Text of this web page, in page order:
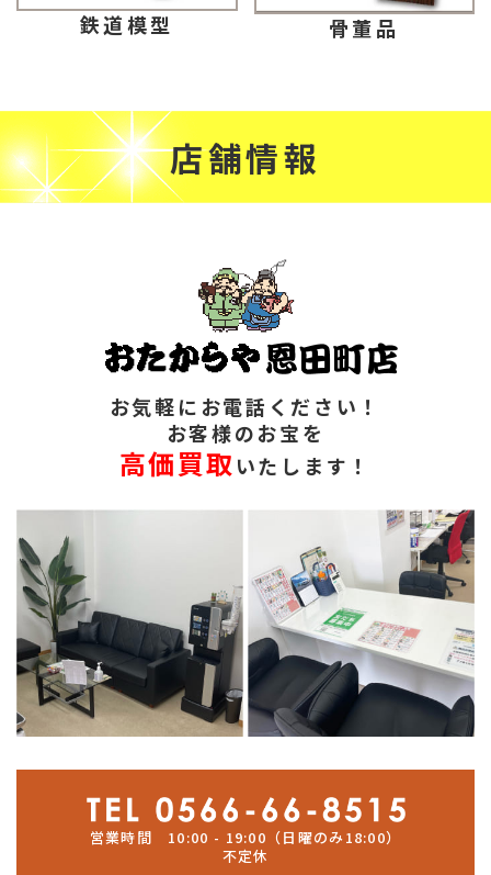
鉄道模型 骨董品
店舗情報
お気軽にお電話ください！
お客様のお宝を
高価買取 いたします！
営業時間 10:00 - 19:00（日曜のみ18:00）
不定休